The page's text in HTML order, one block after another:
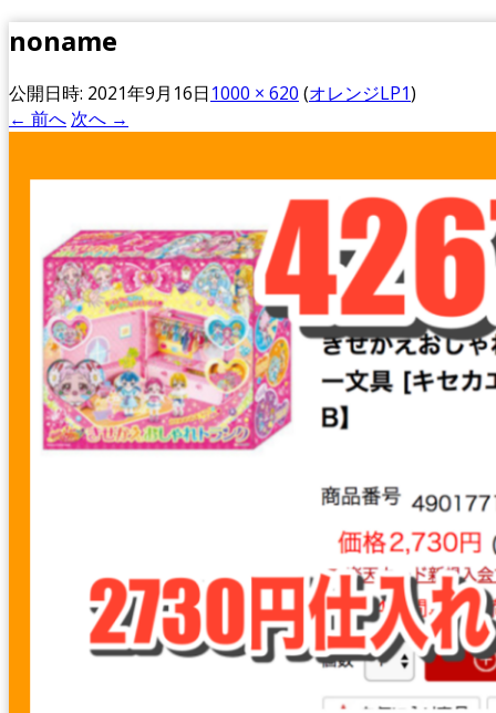
noname
公開日時: 2021年9月16日1000 × 620 (オレンジLP1)
← 前へ 次へ →